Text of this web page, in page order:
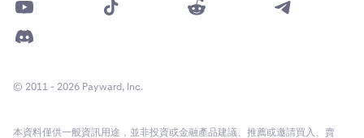
© 2011 - 2026 Payward, Inc.
本資料僅供一般資訊用途，並非投資或金融產品建議、推薦或邀請買入、賣